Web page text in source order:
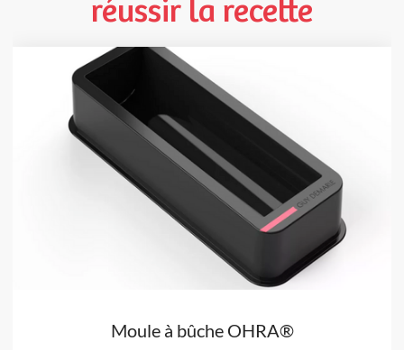
réussir la recette
Moule à bûche OHRA®